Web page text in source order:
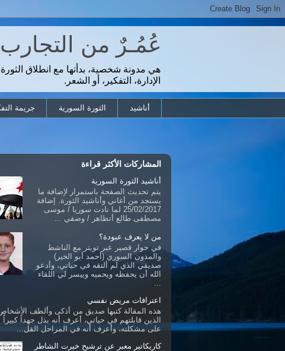
عُمُـرٌ من التجارب
هي مدونة شخصية، بدأتها مع انطلاق
الإدارة، التفكير، أو الشعر.
أناشيد الثورة السورية جريمة
المشاركات الأكثر قراءة
أناشيد الثورة السورية
يتم تحديث الصفحة باستمرار لإضافة ما
يستجد من أغاني وأناشيد الثورة. إضافة
25/02/2017 لما نادت سوريا / موسى
مصطفى طالع أتظاهر / وصفي ...
من لا يعرف عبودة؟
في حوار قصير عبر تويتر مع الناشط
والمدون السوري (أحمد أبو الخير)
صديقي الذي لم ألتقه في حياتي، وأدعو
الله أن يحفظه ويحميه وييسر لي اللقاء
...
اعترافات مريض نفسي
هذه المقالة كتبها صديق من أذكى وألطف
الذين قابلتهم في حياتي، أعرف أنه بذل جهداً كبيراً
على مشكلته، وأعرف أنه في المراحل القل...
كاريكاتير معبر عن ترشيح خيرت الشاطر